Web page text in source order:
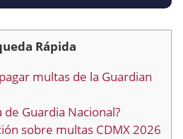
Rápida
multas de la Guardian
Guardia Nacional?
sobre multas CDMX 2026